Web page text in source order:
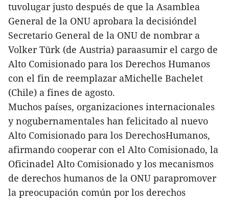
tuvolugar justo después de que la Asamblea
General de la ONU aprobara la decisióndel
Secretario General de la ONU de nombrar a
Volker Türk (de Austria) paraasumir el cargo de
Alto Comisionado para los Derechos Humanos
con el fin de reemplazar aMichelle Bachelet
(Chile) a fines de agosto.
Muchos países, organizaciones internacionales
y nogubernamentales han felicitado al nuevo
Alto Comisionado para los DerechosHumanos,
afirmando cooperar con el Alto Comisionado, la
Oficinadel Alto Comisionado y los mecanismos
de derechos humanos de la ONU parapromover
la preocupación común por los derechos